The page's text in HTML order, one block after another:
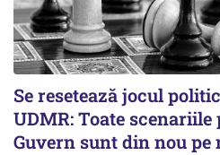
Se resetează jocul
UDMR: Toate
Guvern sunt din nou pe